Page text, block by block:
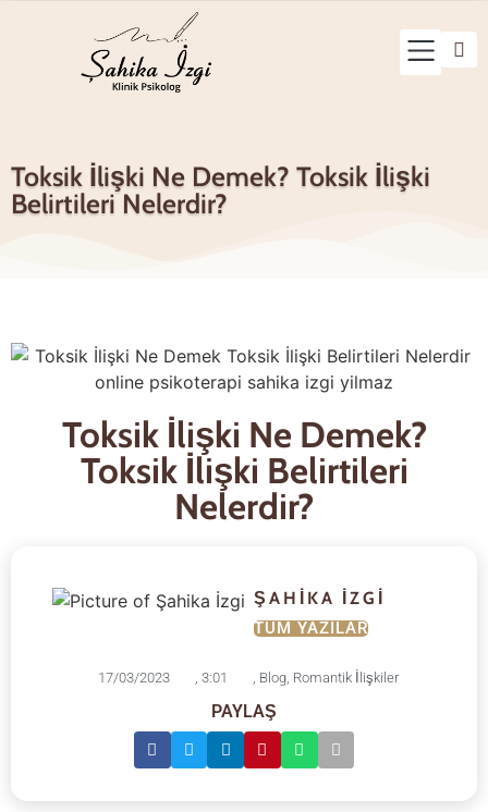
Toksik İlişki Ne Demek? Toksik İlişki
Belirtileri Nelerdir?
Toksik İlişki Ne Demek?
Toksik İlişki Belirtileri
Nelerdir?
ŞAHIKA İZGI
TÜM YAZILAR
17/03/2023 , 3:01 , Blog, Romantik İlişkiler
PAYLAŞ